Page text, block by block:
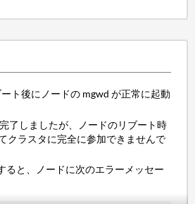
ト後にノードの mgwd が正常に起動
了しましたが、ノードのリブート時
クラスタに完全に参加できませんで
ると、ノードに次のエラーメッセー